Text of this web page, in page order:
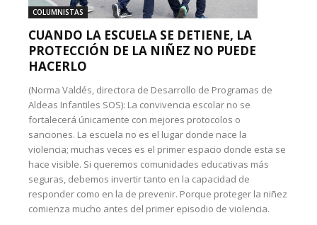
COLUMNISTAS
CUANDO LA ESCUELA SE DETIENE, LA
PROTECCIÓN DE LA NIÑEZ NO PUEDE
HACERLO
(Norma Valdés, directora de Desarrollo de Programas de
Aldeas Infantiles SOS): La convivencia escolar no se
fortalecerá únicamente con mejores protocolos o
sanciones. La escuela no es el lugar donde nace la
violencia; muchas veces es el primer espacio donde esta se
hace visible. Si queremos comunidades educativas más
seguras, debemos invertir tanto en la capacidad de
responder como en la de prevenir. Porque proteger la niñez
comienza mucho antes del primer episodio de violencia.